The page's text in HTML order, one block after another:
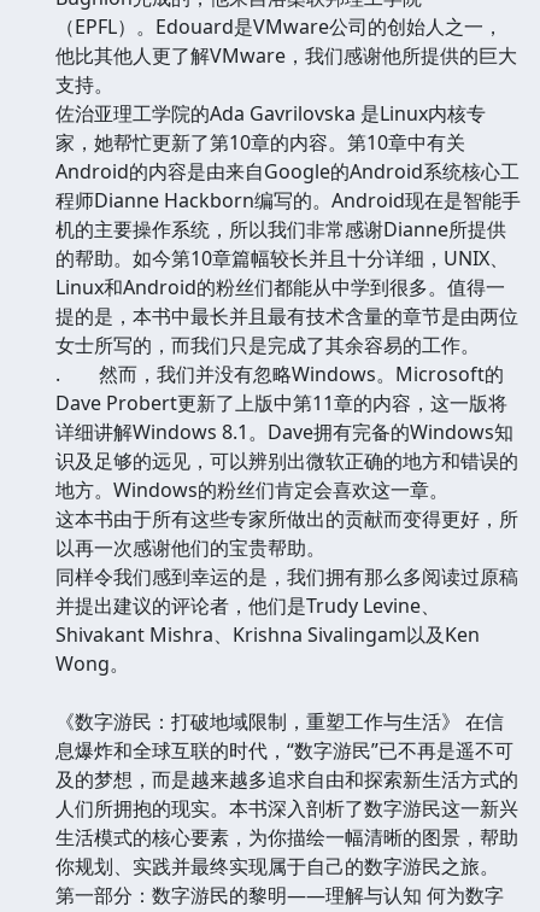
（EPFL）。Edouard是VMware公司的创始人之一，
他比其他人更了解VMware，我们感谢他所提供的巨大
支持。
佐治亚理工学院的Ada Gavrilovska 是Linux内核专
家，她帮忙更新了第10章的内容。第10章中有关
Android的内容是由来自Google的Android系统核心工
程师Dianne Hackborn编写的。Android现在是智能手
机的主要操作系统，所以我们非常感谢Dianne所提供
的帮助。如今第10章篇幅较长并且十分详细，UNIX、
Linux和Android的粉丝们都能从中学到很多。值得一
提的是，本书中最长并且最有技术含量的章节是由两位
女士所写的，而我们只是完成了其余容易的工作。
. 然而，我们并没有忽略Windows。Microsoft的
Dave Probert更新了上版中第11章的内容，这一版将
详细讲解Windows 8.1。Dave拥有完备的Windows知
识及足够的远见，可以辨别出微软正确的地方和错误的
地方。Windows的粉丝们肯定会喜欢这一章。
这本书由于所有这些专家所做出的贡献而变得更好，所
以再一次感谢他们的宝贵帮助。
同样令我们感到幸运的是，我们拥有那么多阅读过原稿
并提出建议的评论者，他们是Trudy Levine、
Shivakant Mishra、Krishna Sivalingam以及Ken
Wong。
《数字游民：打破地域限制，重塑工作与生活》 在信
息爆炸和全球互联的时代，“数字游民”已不再是遥不可
及的梦想，而是越来越多追求自由和探索新生活方式的
人们所拥抱的现实。本书深入剖析了数字游民这一新兴
生活模式的核心要素，为你描绘一幅清晰的图景，帮助
你规划、实践并最终实现属于自己的数字游民之旅。
第一部分：数字游民的黎明——理解与认知 何为数字